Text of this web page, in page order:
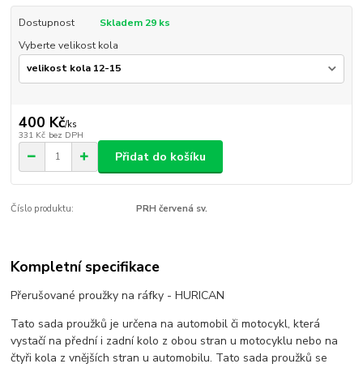
Dostupnost
Skladem 29 ks
Vyberte velikost kola
400 Kč/ks
331 Kč bez DPH
Přidat do košíku
Číslo produktu: PRH červená sv.
Kompletní specifikace
Přerušované proužky na ráfky - HURICAN
Tato sada proužků je určena na automobil či motocykl, která
vystačí na přední i zadní kolo z obou stran u motocyklu nebo na
čtyři kola z vnějších stran u automobilu. Tato sada proužků se